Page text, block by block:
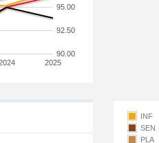
2025
90.00
92.50
95.00
INF
SEN
PLA